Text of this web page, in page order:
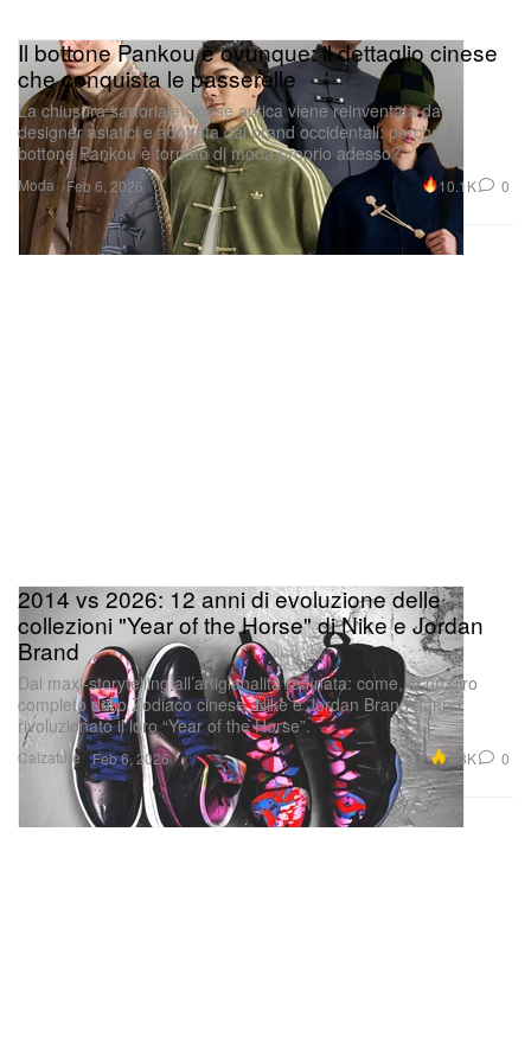
Un post condiviso da Greg Yuna (@gregyuna)
Moda
Il bottone Pankou è ovunque: il dettaglio cinese
che conquista le passerelle
La chiusura sartoriale cinese antica viene reinventata dai
designer asiatici e adottata dai brand occidentali: perché il
bottone Pankou è tornato di moda proprio adesso?
Feb 6, 2026 10.1K 0
Calzature
2014 vs 2026: 12 anni di evoluzione delle
collezioni "Year of the Horse" di Nike e Jordan
Brand
Dal maxi-storytelling all’artigianalità raffinata: come, in un giro
completo dello Zodiaco cinese, Nike e Jordan Brand hanno
rivoluzionato il loro “Year of the Horse”.
Feb 6, 2026 3.3K 0